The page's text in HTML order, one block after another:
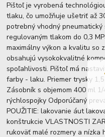
Pištoľ je vyrobená
tlaku, čo umožňuje ušetriť až
potrebný vhodný
regulovaným tlakom do 0,3
maximálny výkon a kvalitu so
obsahujú vysokokvalitné
spoľahlivosti. Pištoľ má
farby - laku. Priemer trysky
Zásobník s objemom 400 ml
rýchlospojky Odporúčaný
POUŽITIE: lakovanie áut
konštrukcie VLASTNOSTI
rukoväť malé rozmery a